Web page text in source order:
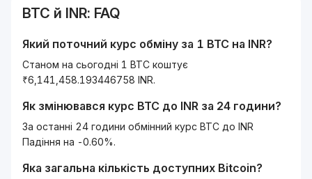
BTC й INR: FAQ
Який поточний курс обміну за 1 BTC на INR?
Станом на сьогодні 1 BTC коштує
₹6,141,458.193446758 INR.
Як змінювався курс BTC до INR за 24 години?
За останні 24 години обмінний курс BTC до INR
Падіння на -0.60%.
Яка загальна кількість доступних Bitcoin?